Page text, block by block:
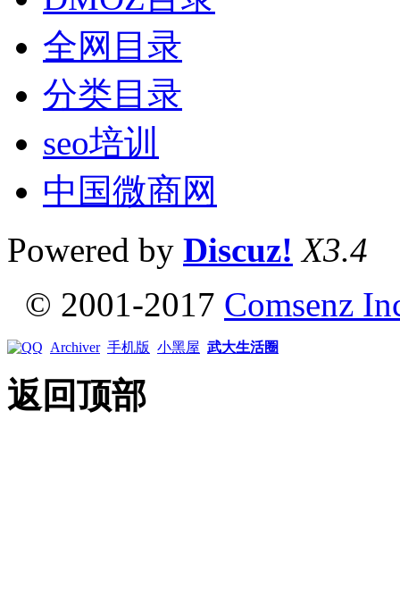
全网目录
分类目录
seo培训
中国微商网
Powered by Discuz! X3.4
© 2001-2017 Comsenz
Archiver 手机版 小黑屋 武大生活圈
返回顶部